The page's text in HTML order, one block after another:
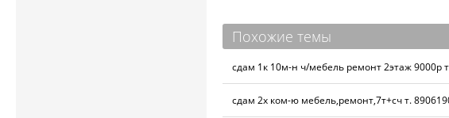
Похожие темы
сдам 1к 10м-н ч/мебель ремонт 2этаж 9000р
сдам 2х ком-ю мебель,ремонт,7т+сч т.